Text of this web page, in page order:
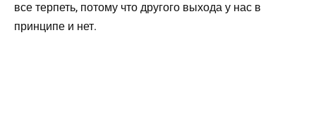
все терпеть, потому что другого выхода у нас в
принципе и нет.